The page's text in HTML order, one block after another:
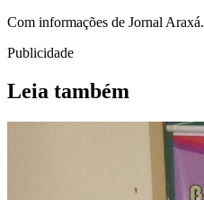
Com informações de Jornal Araxá.
Publicidade
Leia também